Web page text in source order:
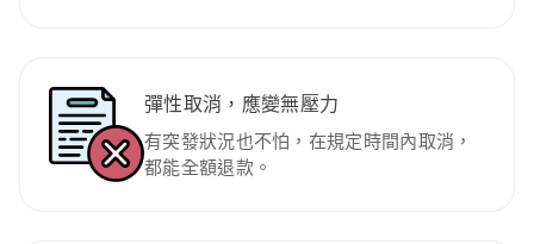
彈性取消，應變無壓力
有突發狀況也不怕，在規定時間內取消，
都能全額退款。